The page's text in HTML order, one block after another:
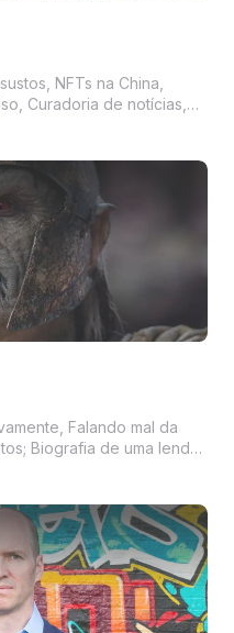
NFTs na China,
Curadoria de notícias,
Falando mal da
Biografia de uma lenda;